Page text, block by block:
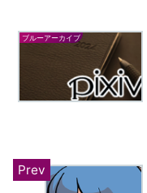
ブルーアーカイブ